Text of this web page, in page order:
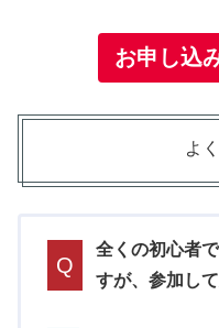
お申し込
よ
Q
全くの初心者
すが、参加し